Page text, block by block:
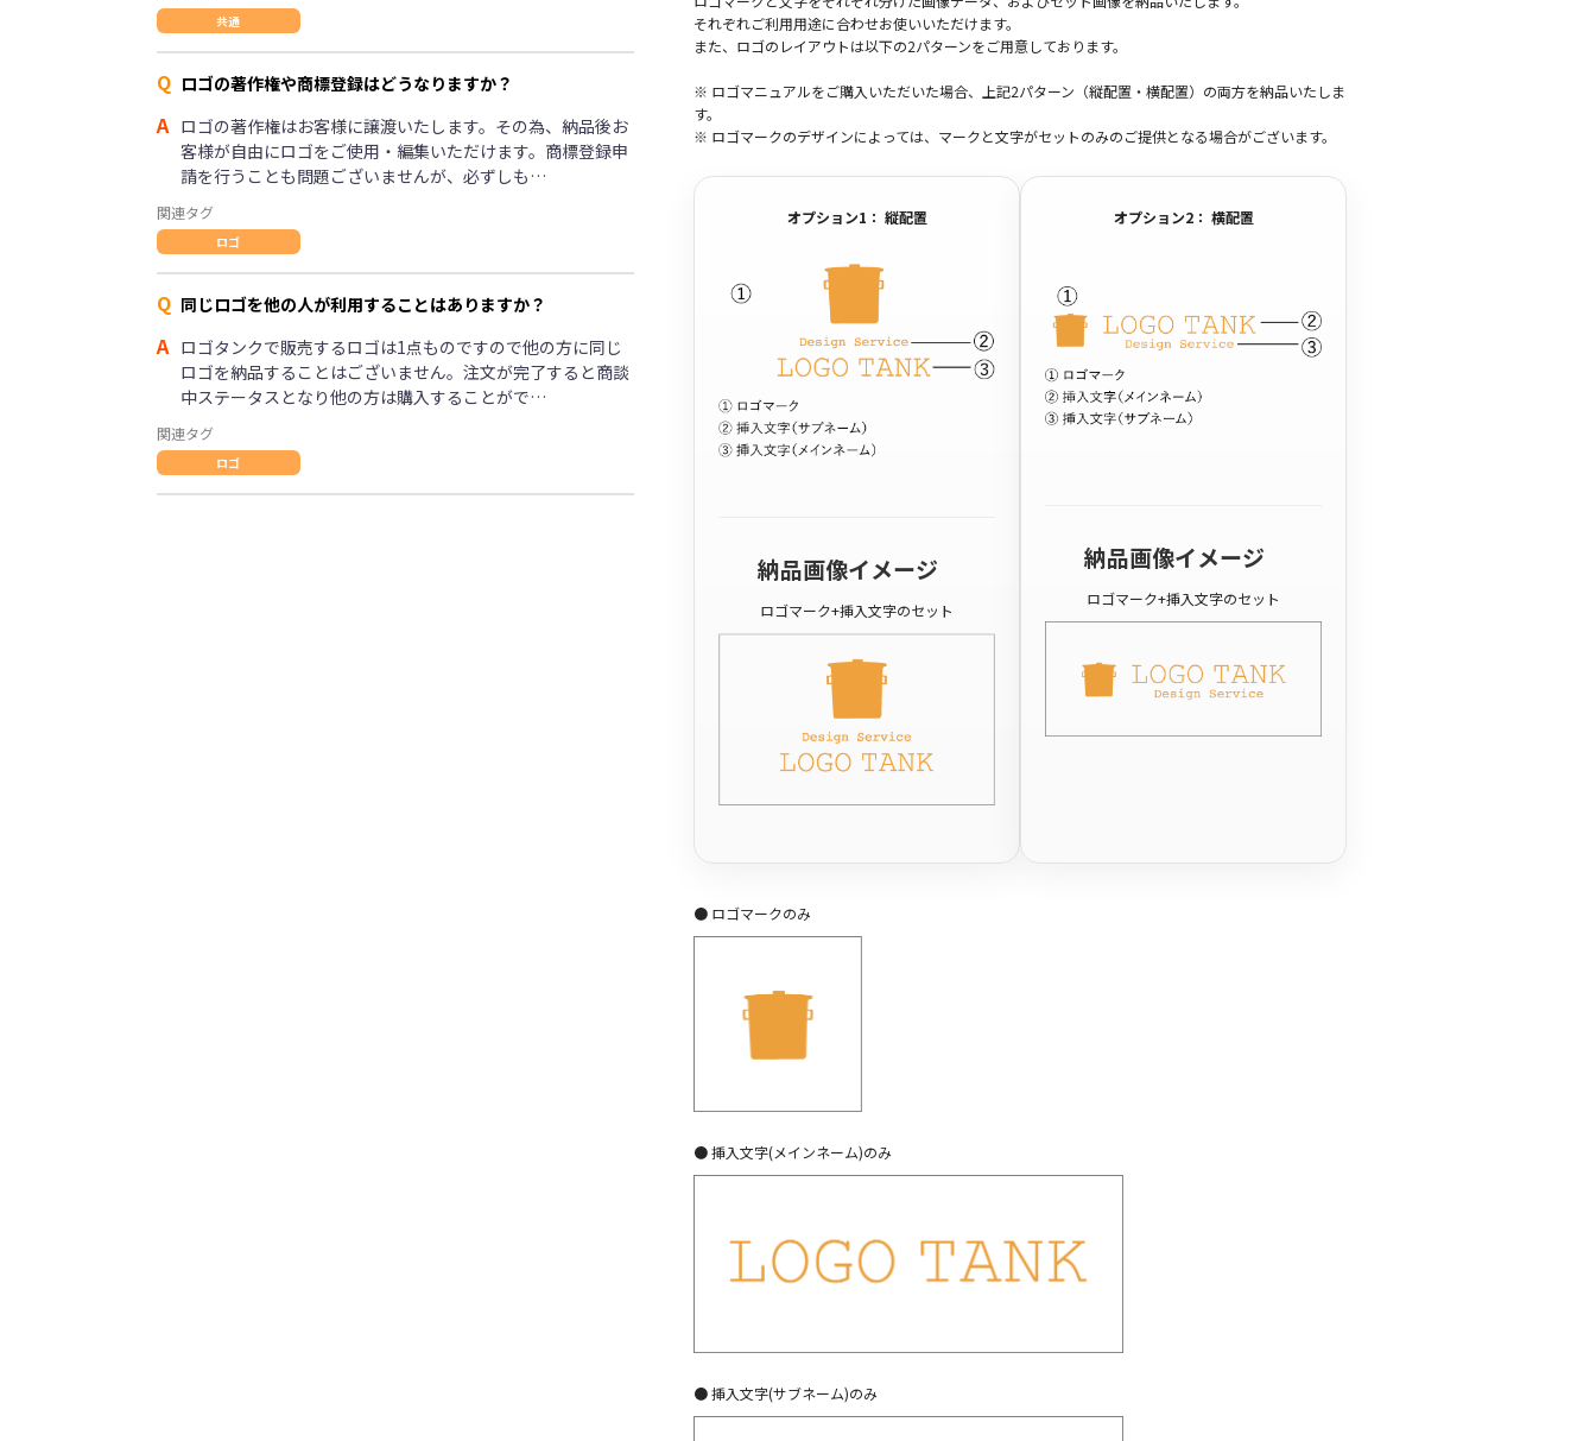
共通
Q ロゴの著作権や商標登録はどうなりますか？
A ロゴの著作権はお客様に譲渡いたします。その為、納品後お
客様が自由にロゴをご使用・編集いただけます。商標登録申
請を行うことも問題ございませんが、必ずしも…
関連タグ
ロゴ
Q 同じロゴを他の人が利用することはありますか？
A ロゴタンクで販売するロゴは1点ものですので他の方に同じ
ロゴを納品することはございません。注文が完了すると商談
中ステータスとなり他の方は購入することがで…
関連タグ
ロゴ
それぞれご利用用途に合わせお使いいただけます。
また、ロゴのレイアウトは以下の2パターンをご用意しております。
※ ロゴマニュアルをご購入いただいた場合、上記2パターン（縦配置・横配置）の両方を納品いたしま
す。
※ ロゴマークのデザインによっては、マークと文字がセットのみのご提供となる場合がございます。
オプション1： 縦配置
納品画像イメージ
ロゴマーク+挿入文字のセット
オプション2： 横配置
納品画像イメージ
ロゴマーク+挿入文字のセット
● ロゴマークのみ
● 挿入文字(メインネーム)のみ
● 挿入文字(サブネーム)のみ